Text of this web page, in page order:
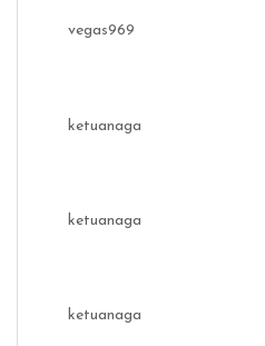
vegas969
ketuanaga
ketuanaga
ketuanaga